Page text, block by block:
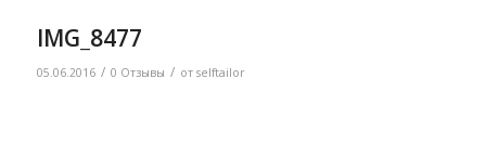
IMG_8477
05.06.2016 / 0 Отзывы / от selftailor